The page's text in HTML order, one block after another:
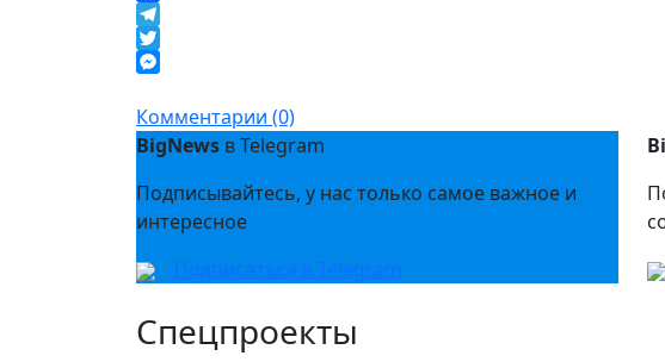
Facebook
Telegram
Twitter
Комментарии (0)
BigNews в Telegram
Подписывайтесь, у нас только самое важное и
интересное
Подписаться в Telegram
Спецпроекты